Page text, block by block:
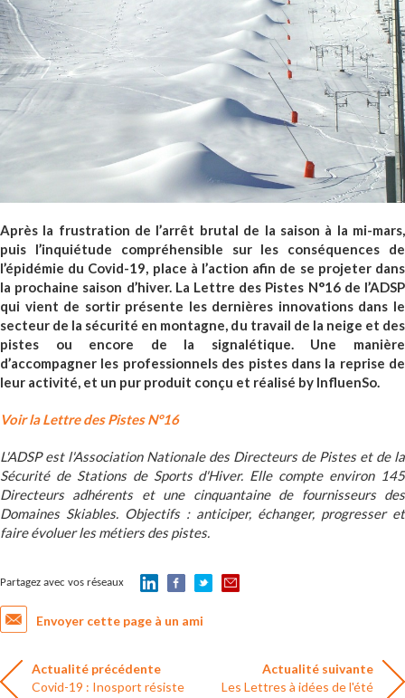
influencer
Après la frustration de l’arrêt brutal de la saison à la mi-mars,
puis l’inquiétude compréhensible sur les conséquences de
l’épidémie du Covid-19, place à l’action afin de se projeter dans
la prochaine saison d’hiver. La Lettre des Pistes N°16 de l’ADSP
qui vient de sortir présente les dernières innovations dans le
secteur de la sécurité en montagne, du travail de la neige et des
pistes ou encore de la signalétique. Une manière
d’accompagner les professionnels des pistes dans la reprise de
leur activité, et un pur produit conçu et réalisé by InfluenSo.
Voir la Lettre des Pistes N°16
L'ADSP est l'Association Nationale des Directeurs de Pistes et de la
Sécurité de Stations de Sports d'Hiver. Elle compte environ 145
Directeurs adhérents et une cinquantaine de fournisseurs des
Domaines Skiables. Objectifs : anticiper, échanger, progresser et
faire évoluer les métiers des pistes.
Partagez avec vos réseaux
Envoyer cette page à un ami
Actualité précédente
Covid-19 : Inosport résiste
Actualité suivante
Les Lettres à idées de l'été